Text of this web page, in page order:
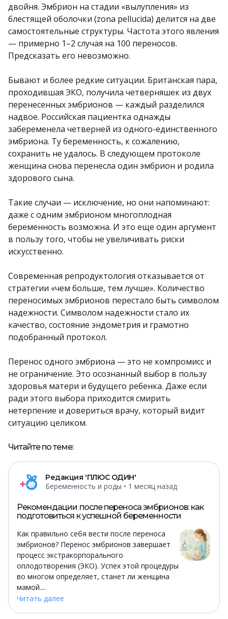
двойня. Эмбрион на стадии «вылупления» из
блестящей оболочки (zona pellucida) делится на две
самостоятельные структуры. Частота этого явления
— примерно 1–2 случая на 100 переносов.
Предсказать его невозможно.
Бывают и более редкие ситуации. Британская пара,
проходившая ЭКО, получила четверняшек из двух
перенесенных эмбрионов — каждый разделился
надвое. Российская пациентка однажды
забеременела четверней из одного-единственного
эмбриона. Ту беременность, к сожалению,
сохранить не удалось. В следующем протоколе
женщина снова перенесла один эмбрион и родила
здорового сына.
Такие случаи — исключение, но они напоминают:
даже с одним эмбрионом многоплодная
беременность возможна. И это еще один аргумент
в пользу того, чтобы не увеличивать риски
искусственно.
Современная репродуктология отказывается от
стратегии «чем больше, тем лучше». Количество
переносимых эмбрионов перестало быть символом
надежности. Символом надежности стало их
качество, состояние эндометрия и грамотно
подобранный протокол.
Перенос одного эмбриона — это не компромисс и
не ограничение. Это осознанный выбор в пользу
здоровья матери и будущего ребенка. Даже если
ради этого выбора приходится смирить
нетерпение и довериться врачу, который видит
ситуацию целиком.
Читайте по теме:
Редакция 'ПЛЮС ОДИН'
Беременность и роды • 1 месяц назад
Рекомендации после переноса эмбрионов: как
подготовиться к успешной беременности
Как правильно себя вести после переноса
эмбрионов? Перенос эмбрионов завершает
процесс экстракорпорального
оплодотворения (ЭКО). Успех этой процедуры
во многом определяет, станет ли женщина
мамой....
Читать далее